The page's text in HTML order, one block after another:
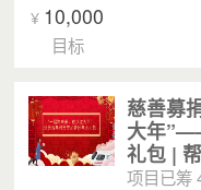
¥ 10,000
目标
慈善募
大年
礼包 |
项目已筹